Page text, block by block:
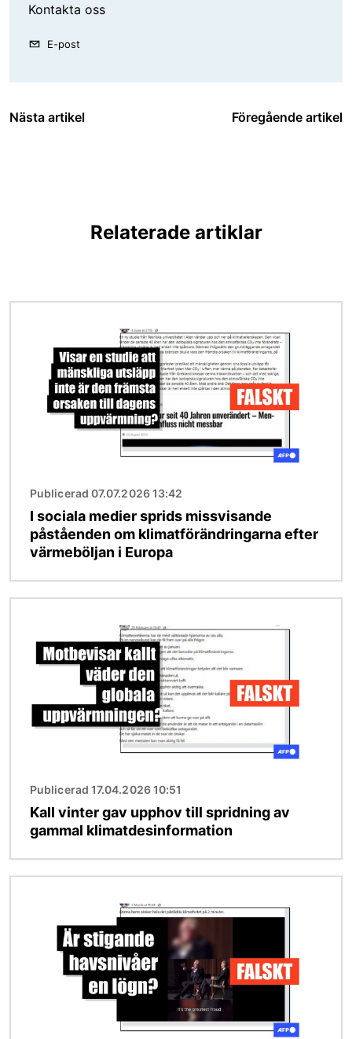
Kontakta oss
E-post
Nästa artikel Föregående artikel
Relaterade artiklar
Publicerad 07.07.2026 13:42
I sociala medier sprids missvisande
påståenden om klimatförändringarna efter
värmeböljan i Europa
Publicerad 17.04.2026 10:51
Kall vinter gav upphov till spridning av
gammal klimatdesinformation